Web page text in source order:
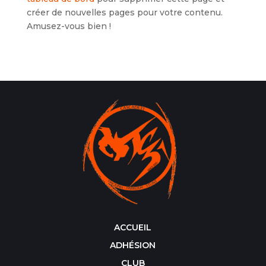
créer de nouvelles pages pour votre contenu.
Amusez-vous bien !
ACCUEIL
ADHÉSION
CLUB